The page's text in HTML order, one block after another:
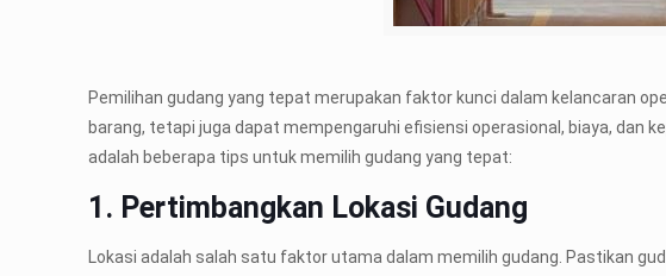
Pemilihan gudang yang tepat merupakan faktor kunci dalam kelancaran
barang, tetapi juga dapat mempengaruhi efisiensi operasional, biaya, dan
adalah beberapa tips untuk memilih gudang yang tepat:
1. Pertimbangkan Lokasi Gudang
Lokasi adalah salah satu faktor utama dalam memilih gudang. Pastikan